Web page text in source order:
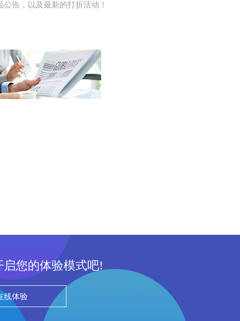
告，以及最新的打折活动！
您的体验模式吧!
线体验